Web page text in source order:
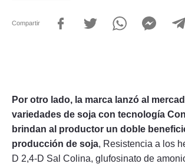
Compartir
Por otro lado, la marca lanzó al
variedades de soja con tecnología
brindan al productor un doble
producción de soja, Resistencia a los
D 2,4-D Sal Colina, glufosinato de